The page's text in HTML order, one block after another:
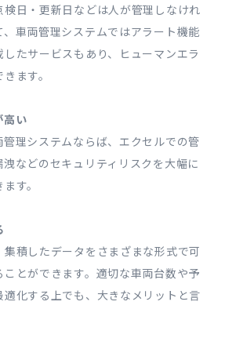
検日・更新日などは人が管理しなけれ
車両管理システムではアラート機能
したサービスもあり、ヒューマンエラ
ます。
高い
理システムならば、エクセルでの管
などのセキュリティリスクを大幅に
す。
積したデータをさまざまな形式で可
とができます。適切な車両台数や予
化する上でも、大きなメリットと言